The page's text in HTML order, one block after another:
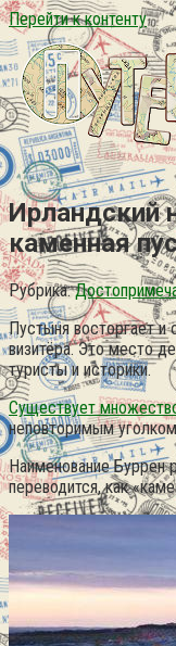
Перейти к контенту
Ирландский
каменная
Рубрика:
Пустыня восторгает и
визитёра. Это место
туристы и историки.
Существует
неповторимым
Наименование Буррен
переводится, как